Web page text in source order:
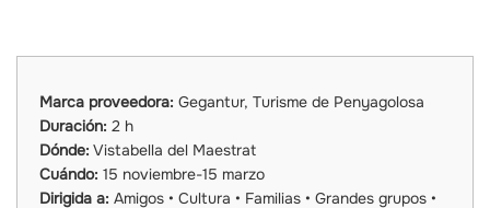
Marca proveedora: Gegantur, Turisme de Penyagolosa
Duración: 2 h
Dónde: Vistabella del Maestrat
Cuándo: 15 noviembre-15 marzo
Dirigida a: Amigos • Cultura • Familias • Grandes grupos •